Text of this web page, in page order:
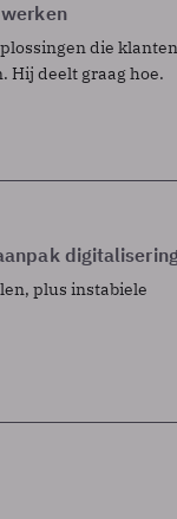
die klanten
Hij deelt graag hoe.
plus instabiele